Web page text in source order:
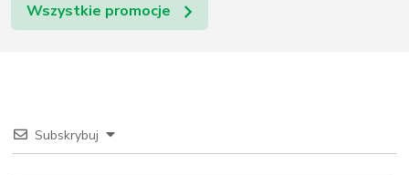
Wszystkie promocje
Subskrybuj